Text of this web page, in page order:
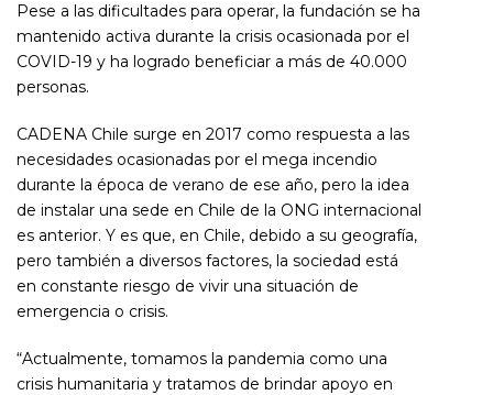
Pese a las dificultades para operar, la fundación se ha
mantenido activa durante la crisis ocasionada por el
COVID-19 y ha logrado beneficiar a más de 40.000
personas.
CADENA Chile surge en 2017 como respuesta a las
necesidades ocasionadas por el mega incendio
durante la época de verano de ese año, pero la idea
de instalar una sede en Chile de la ONG internacional
es anterior. Y es que, en Chile, debido a su geografía,
pero también a diversos factores, la sociedad está
en constante riesgo de vivir una situación de
emergencia o crisis.
“Actualmente, tomamos la pandemia como una
crisis humanitaria y tratamos de brindar apoyo en